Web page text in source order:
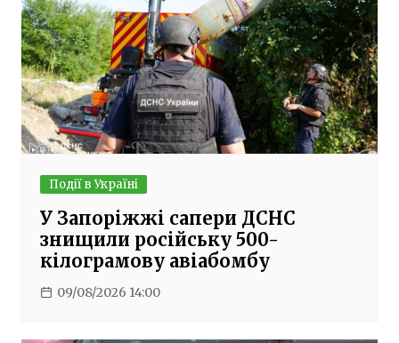
Події в Україні
У Запоріжжі сапери ДСНС
знищили російську 500-
кілограмову авіабомбу
09/08/2026 14:00